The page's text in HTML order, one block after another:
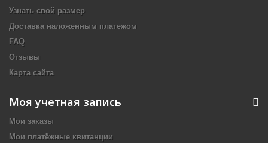
Узнать свой размер
Доставка наложенным платежом
FAQ
Отзывы
Карта сайта
Моя учетная запись
Мои заказы
Мои платёжные квитанции